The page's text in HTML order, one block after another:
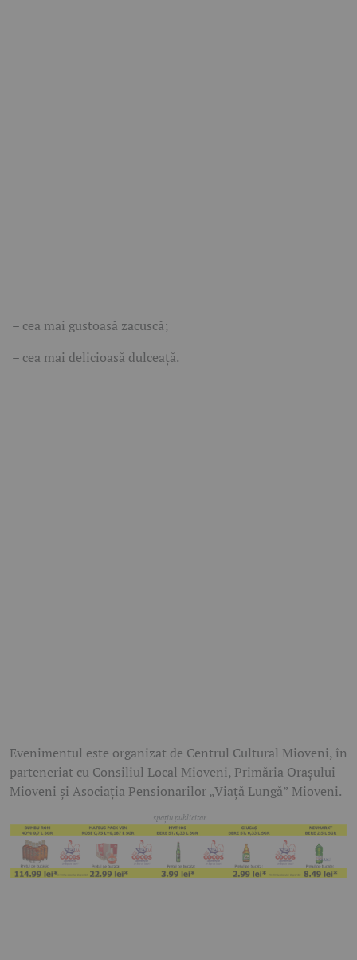
– cea mai gustoasă zacuscă;
– cea mai delicioasă dulceață.
Evenimentul este organizat de Centrul Cultural Mioveni, în
parteneriat cu Consiliul Local Mioveni, Primăria Orașului
Mioveni și Asociația Pensionarilor „Viață Lungă” Mioveni.